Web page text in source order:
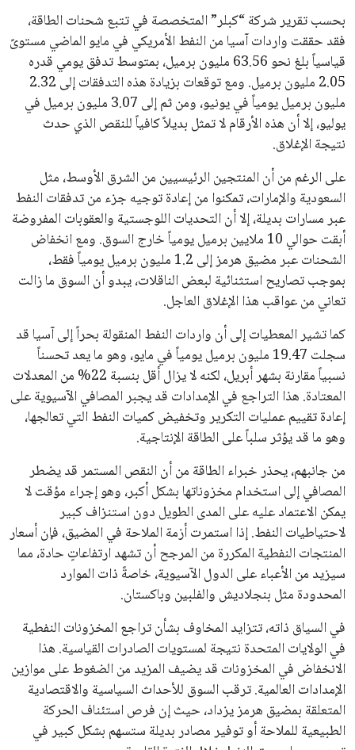
بحسب تقرير شركة “كبلر” المتخصصة في تتبع شحنات الطاقة،
فقد حققت واردات آسيا من النفط الأمريكي في مايو الماضي مستوىً
قياسياً بلغ نحو 63.56 مليون برميل، بمتوسط تدفق يومي قدره
2.05 مليون برميل. ومع توقعات بزيادة هذه التدفقات إلى 2.32
مليون برميل يومياً في يونيو، ومن ثم إلى 3.07 مليون برميل في
يوليو، إلا أن هذه الأرقام لا تمثل بديلاً كافياً للنقص الذي حدث
نتيجة الإغلاق.
على الرغم من أن المنتجين الرئيسيين من الشرق الأوسط، مثل
السعودية والإمارات، تمكنوا من إعادة توجيه جزء من تدفقات النفط
عبر مسارات بديلة، إلا أن التحديات اللوجستية والعقوبات المفروضة
أبقت حوالي 10 ملايين برميل يومياً خارج السوق. ومع انخفاض
الشحنات عبر مضيق هرمز إلى 1.2 مليون برميل يومياً فقط،
بموجب تصاريح استثنائية لبعض الناقلات، يبدو أن السوق ما زالت
تعاني من عواقب هذا الإغلاق العاجل.
كما تشير المعطيات إلى أن واردات النفط المنقولة بحراً إلى آسيا قد
سجلت 19.47 مليون برميل يومياً في مايو، وهو ما يعد تحسناً
نسبياً مقارنة بشهر أبريل، لكنه لا يزال أقل بنسبة 22% من المعدلات
المعتادة. هذا التراجع في الإمدادات قد يجبر المصافي الآسيوية على
إعادة تقييم عمليات التكرير وتخفيض كميات النفط التي تعالجها،
وهو ما قد يؤثر سلباً على الطاقة الإنتاجية.
من جانبهم، يحذر خبراء الطاقة من أن النقص المستمر قد يضطر
المصافي إلى استخدام مخزوناتها بشكل أكبر، وهو إجراء مؤقت لا
يمكن الاعتماد عليه على المدى الطويل دون استنزاف كبير
لاحتياطيات النفط. إذا استمرت أزمة الملاحة في المضيق، فإن أسعار
المنتجات النفطية المكررة من المرجح أن تشهد ارتفاعاتٍ حادة، مما
سيزيد من الأعباء على الدول الآسيوية، خاصةً ذات الموارد
المحدودة مثل بنجلاديش والفلبين وباكستان.
في السياق ذاته، تتزايد المخاوف بشأن تراجع المخزونات النفطية
في الولايات المتحدة نتيجة لمستويات الصادرات القياسية. هذا
الانخفاض في المخزونات قد يضيف المزيد من الضغوط على موازين
الإمدادات العالمية. ترقب السوق للأحداث السياسية والاقتصادية
المتعلقة بمضيق هرمز يزداد، حيث إن فرص استئناف الحركة
الطبيعية للملاحة أو توفير مصادر بديلة ستسهم بشكل كبير في